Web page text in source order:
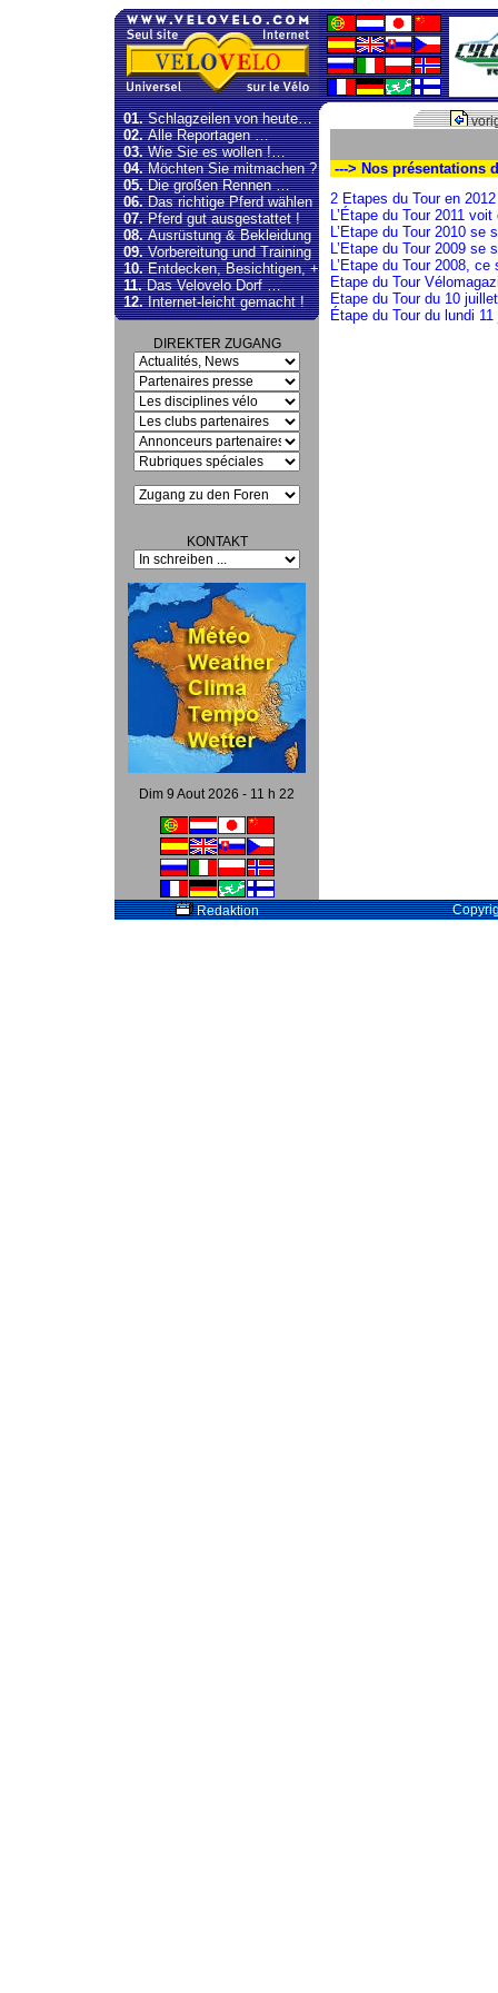
01.Schlagzeilen von heute…
02.Alle Reportagen …
03.Wie Sie es wollen !…
04.Möchten Sie mitmachen ?
05.Die großen Rennen …
06.Das richtige Pferd wählen
07.Pferd gut ausgestattet !
08.Ausrüstung & Bekleidung
09.Vorbereitung und Training
10.Entdecken, Besichtigen, +
11.Das Velovelo Dorf …
12.Internet-leicht gemacht !
DIREKTER ZUGANG
KONTAKT
Dim 9 Aout 2026 - 11 h 22
---> Nos présentations
2 Etapes du Tour en
L’Étape du Tour 2011
L’Etape du Tour 2010
L’Etape du Tour 2009
L’Etape du Tour 2008,
Etape du Tour
Etape du Tour du 10
Étape du Tour du lundi
Redaktion